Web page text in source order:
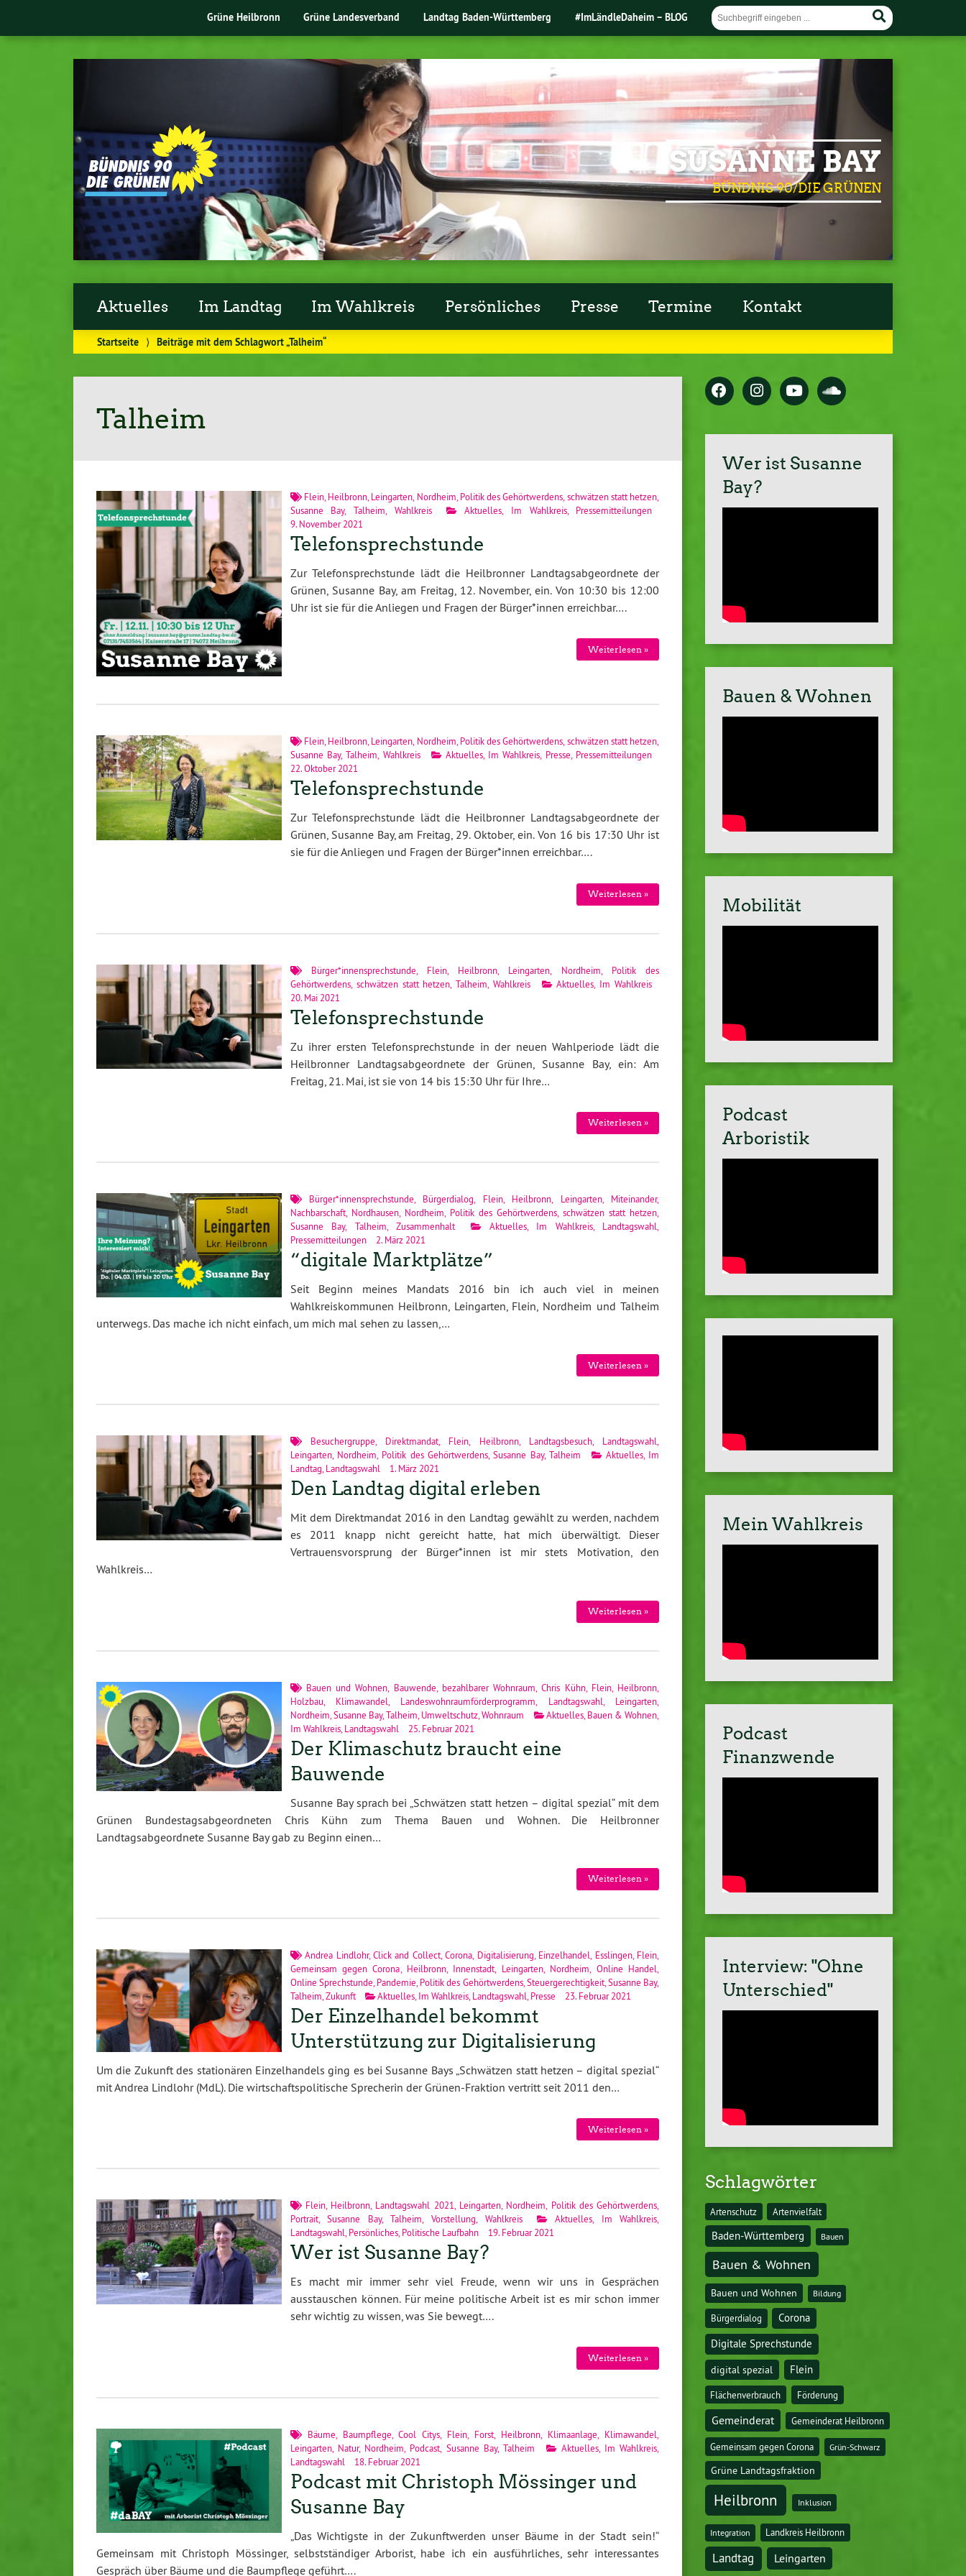
Grüne Heilbronn Grüne Landesverband Landtag Baden-Württemberg #ImLändleDaheim – BLOG
SUSANNE BAY
BÜNDNIS 90/DIE GRÜNEN
Aktuelles Im Landtag Im Wahlkreis Persönliches Presse Termine Kontakt
Startseite ⟩ Beiträge mit dem Schlagwort „Talheim“
Talheim
Flein, Heilbronn Leingarten Nordheim Politik des Gehörtwerdens schwätzen statt hetzen
Susanne Bay,Talheim Wahlkreis Aktuelles Im Wahlkreis, Pressemitteilungen
9. November 2021
Telefonsprechstunde
Zur Telefonsprechstunde lädt die Heilbronner Landtagsabgeordnete der
Grünen, Susanne Bay, am Freitag, 12. November, ein. Von 10:30 bis 12:00
Uhr ist sie für die Anliegen und Fragen der Bürger*innen erreichbar….
Weiterlesen »
Flein,Heilbronn,Leingarten, Nordheim,Politik des Gehörtwerdens,schwätzen statt hetzen,
Susanne Bay,Talheim, Wahlkreis Aktuelles, Im Wahlkreis, Presse, Pressemitteilungen
22. Oktober 2021
Telefonsprechstunde
Zur Telefonsprechstunde lädt die Heilbronner Landtagsabgeordnete der
Grünen, Susanne Bay, am Freitag, 29. Oktober, ein. Von 16 bis 17:30 Uhr ist
sie für die Anliegen und Fragen der Bürger*innen erreichbar….
Weiterlesen »
Bürger*innensprechstunde Flein Heilbronn Leingarten Nordheim
Politik des
Gehörtwerdens, schwätzen statt hetzen ,Talheim ,Wahlkreis Aktuelles Im Wahlkreis
20. Mai 2021
Telefonsprechstunde
Zu ihrer ersten Telefonsprechstunde in der neuen Wahlperiode lädt die
Heilbronner Landtagsabgeordnete der Grünen, Susanne Bay, ein: Am
Freitag, 21. Mai, ist sie von 14 bis 15:30 Uhr für Ihre…
Weiterlesen »
Bürger*innensprechstunde Bürgerdialog Flein, Heilbronn Leingarten, Miteinander,
Nachbarschaft, Nordhausen, Nordheim Politik des Gehörtwerdens,schwätzen statt hetzen
Susanne Bay, Talheim ,Zusammenhalt Aktuelles, Im Wahlkreis, Landtagswahl
Pressemitteilungen
2. März 2021
“digitale Marktplätze”
Seit Beginn meines Mandats 2016 bin ich auch viel in meinen
Wahlkreiskommunen Heilbronn, Leingarten, Flein, Nordheim und Talheim
unterwegs. Das mache ich nicht einfach, um mich mal sehen zu lassen,…
Weiterlesen »
Besuchergruppe, Direktmandat, Flein, Heilbronn, Landtagsbesuch, Landtagswahl,
Leingarten, Nordheim, Politik des Gehörtwerdens,Susanne Bay,Talheim Aktuelles, Im
Landtag,Landtagswahl 1. März 2021
Den Landtag digital erleben
Mit dem Direktmandat 2016 in den Landtag gewählt zu werden, nachdem
es 2011 knapp nicht gereicht hatte, hat mich überwältigt. Dieser
Vertrauensvorsprung der Bürger*innen ist mir stets Motivation, den
Wahlkreis…
Weiterlesen »
Bauen und Wohnen Bauwende bezahlbarer Wohnraum ,Chris Kühn, Flein, Heilbronn
Holzbau
Klimawandel Landeswohnraumförderprogramm Landtagswahl Leingarten
Nordheim Susanne Bay,Talheim Umweltschutz ,Wohnraum Aktuelles, Bauen & Wohnen
Im Wahlkreis, Landtagswahl 25. Februar 2021
Der Klimaschutz braucht eine
Bauwende
Susanne Bay sprach bei „Schwätzen statt hetzen – digital spezial“ mit dem
Grünen Bundestagsabgeordneten Chris Kühn zum Thema Bauen und Wohnen. Die Heilbronner
Landtagsabgeordnete Susanne Bay gab zu Beginn einen…
Weiterlesen »
Andrea Lindlohr, Click and Collect,Corona Digitalisierung Einzelhandel Esslingen, Flein
Gemeinsam gegen Corona
Heilbronn, Innenstadt Leingarten, Nordheim Online Handel
Online Sprechstunde Pandemie Politik des Gehörtwerdens, Steuergerechtigkeit,Susanne Bay,
Talheim Zukunft Aktuelles, Im Wahlkreis, Landtagswahl Presse 23. Februar 2021
Der Einzelhandel bekommt
Unterstützung zur Digitalisierung
Um die Zukunft des stationären Einzelhandels ging es bei Susanne Bays „Schwätzen statt hetzen – digital spezial“
mit Andrea Lindlohr (MdL). Die wirtschaftspolitische Sprecherin der Grünen-Fraktion vertritt seit 2011 den…
Weiterlesen »
Flein, Heilbronn, Landtagswahl 2021, Leingarten, Nordheim, Politik des Gehörtwerdens,
Portrait,Susanne Bay,Talheim,Vorstellung, Wahlkreis Aktuelles, Im Wahlkreis,
Landtagswahl,Persönliches,Politische Laufbahn 19. Februar 2021
Wer ist Susanne Bay?
Es macht mir immer sehr viel Freude, wenn wir uns in Gesprächen
ausstauschen können. Für meine politische Arbeit ist es mir schon immer
sehr wichtig zu wissen, was Sie bewegt….
Weiterlesen »
Bäume Baumpflege ,Cool Citys Flein Forst Heilbronn Klimaanlage Klimawandel
Leingarten, Natur, Nordheim Podcast Susanne Bay,Talheim Aktuelles, Im Wahlkreis
Landtagswahl
18. Februar 2021
Podcast mit Christoph Mössinger und
Susanne Bay
„Das Wichtigste in der Zukunftwerden unser Bäume in der Stadt sein!“
Gemeinsam mit Christoph Mössinger, selbstständiger Arborist, habe ich ein ausführliches, sehr interessantes
Gespräch über Bäume und die Baumpflege geführt….
Wer ist Susanne
Bay?
Bauen & Wohnen
Mobilität
Podcast
Arboristik
Mein Wahlkreis
Podcast
Finanzwende
Interview: "Ohne
Unterschied"
Schlagwörter
Artenschutz Artenvielfalt
Baden-Württemberg Bauen
Bauen & Wohnen
Bauen und Wohnen Bildung
Bürgerdialog Corona
Digitale Sprechstunde
digital spezial
Flein
Flächenverbrauch Förderung
Gemeinderat Gemeinderat Heilbronn
Gemeinsam gegen Corona Grün-Schwarz
Grüne Landtagsfraktion
Heilbronn Inklusion
Integration Landkreis Heilbronn
Landtag Leingarten